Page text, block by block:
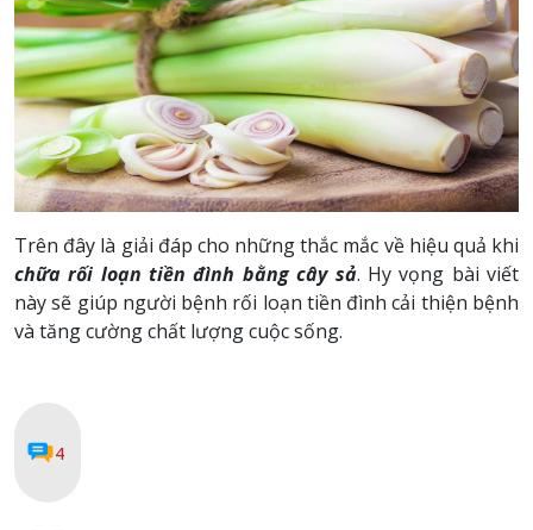
4
Trên đây là giải đáp cho những thắc mắc về hiệu quả khi
chữa rối loạn tiền đình bằng cây sả. Hy vọng bài viết
này sẽ giúp người bệnh rối loạn tiền đình cải thiện bệnh
và tăng cường chất lượng cuộc sống.